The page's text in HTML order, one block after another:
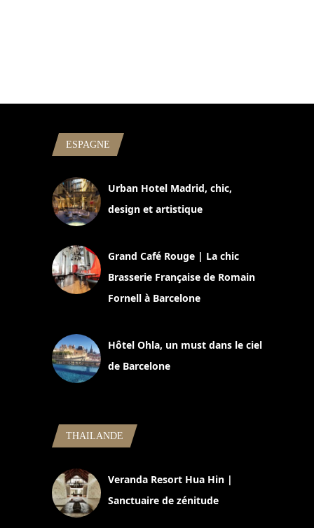
ESPAGNE
Urban Hotel Madrid, chic,
design et artistique
Grand Café Rouge | La chic
Brasserie Française de Romain
Fornell à Barcelone
Hôtel Ohla, un must dans le ciel
de Barcelone
THAILANDE
Veranda Resort Hua Hin |
Sanctuaire de zénitude